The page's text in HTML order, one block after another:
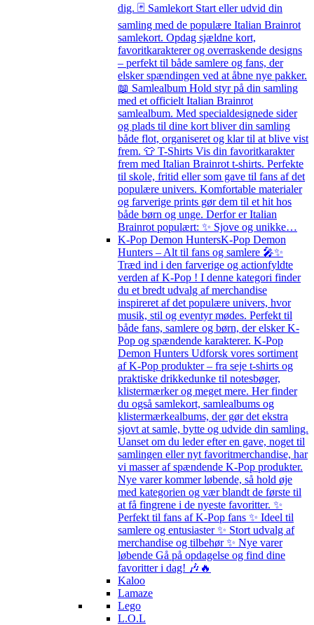
dig. 🃏 Samlekort Start eller udvid din
samling med de populære Italian Brainrot
samlekort. Opdag sjældne kort,
favoritkarakterer og overraskende designs
– perfekt til både samlere og fans, der
elsker spændingen ved at åbne nye pakker.
📖 Samlealbum Hold styr på din samling
med et officielt Italian Brainrot
samlealbum. Med specialdesignede sider
og plads til dine kort bliver din samling
både flot, organiseret og klar til at blive vist
frem. 👕 T-Shirts Vis din favoritkarakter
frem med Italian Brainrot t-shirts. Perfekte
til skole, fritid eller som gave til fans af det
populære univers. Komfortable materialer
og farverige prints gør dem til et hit hos
både børn og unge. Derfor er Italian
Brainrot populært: ✨ Sjove og unikke…
K-Pop Demon HuntersK-Pop Demon
Hunters – Alt til fans og samlere 🎤✨
Træd ind i den farverige og actionfyldte
verden af K-Pop ! I denne kategori finder
du et bredt udvalg af merchandise
inspireret af det populære univers, hvor
musik, stil og eventyr mødes. Perfekt til
både fans, samlere og børn, der elsker K-
Pop og spændende karakterer. K-Pop
Demon Hunters Udforsk vores sortiment
af K-Pop produkter – fra seje t-shirts og
praktiske drikkedunke til notesbøger,
klistermærker og meget mere. Her finder
du også samlekort, samlealbums og
klistermærkealbums, der gør det ekstra
sjovt at samle, bytte og udvide din samling.
Uanset om du leder efter en gave, noget til
samlingen eller nyt favoritmerchandise, har
vi masser af spændende K-Pop produkter.
Nye varer kommer løbende, så hold øje
med kategorien og vær blandt de første til
at få fingrene i de nyeste favoritter. ✨
Perfekt til fans af K-Pop fans ✨ Ideel til
samlere og entusiaster ✨ Stort udvalg af
merchandise og tilbehør ✨ Nye varer
løbende Gå på opdagelse og find dine
favoritter i dag! 🎶🔥
Kaloo
Lamaze
Lego
L.O.L